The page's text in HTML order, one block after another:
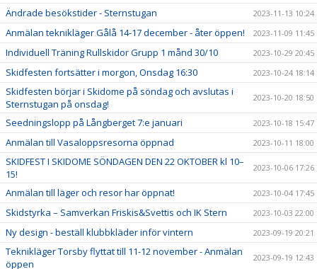
Ändrade besökstider - Sternstugan 2023-11-13 10:24
Anmälan teknikläger Gålå 14-17 december - åter öppen! 2023-11-09 11:45
Individuell Träning Rullskidor Grupp 1 månd 30/10 2023-10-29 20:45
Skidfesten fortsätter i morgon, Onsdag 16:30 2023-10-24 18:14
Skidfesten börjar i Skidome på söndag och avslutas i
Sternstugan på onsdag!
2023-10-20 18:50
Seedningslopp på Långberget 7:e januari 2023-10-18 15:47
Anmälan till Vasaloppsresorna öppnad 2023-10-11 18:00
SKIDFEST I SKIDOME SÖNDAGEN DEN 22 OKTOBER kl 10–
15!
2023-10-06 17:26
Anmälan till läger och resor har öppnat! 2023-10-04 17:45
Skidstyrka – Samverkan Friskis&Svettis och IK Stern 2023-10-03 22:00
Ny design - beställ klubbkläder inför vintern 2023-09-19 20:21
Teknikläger Torsby flyttat till 11-12 november - Anmälan
öppen
2023-09-19 12:43